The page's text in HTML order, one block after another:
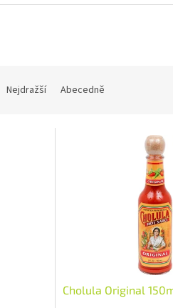
Nejdražší Abecedně
Cholula Original